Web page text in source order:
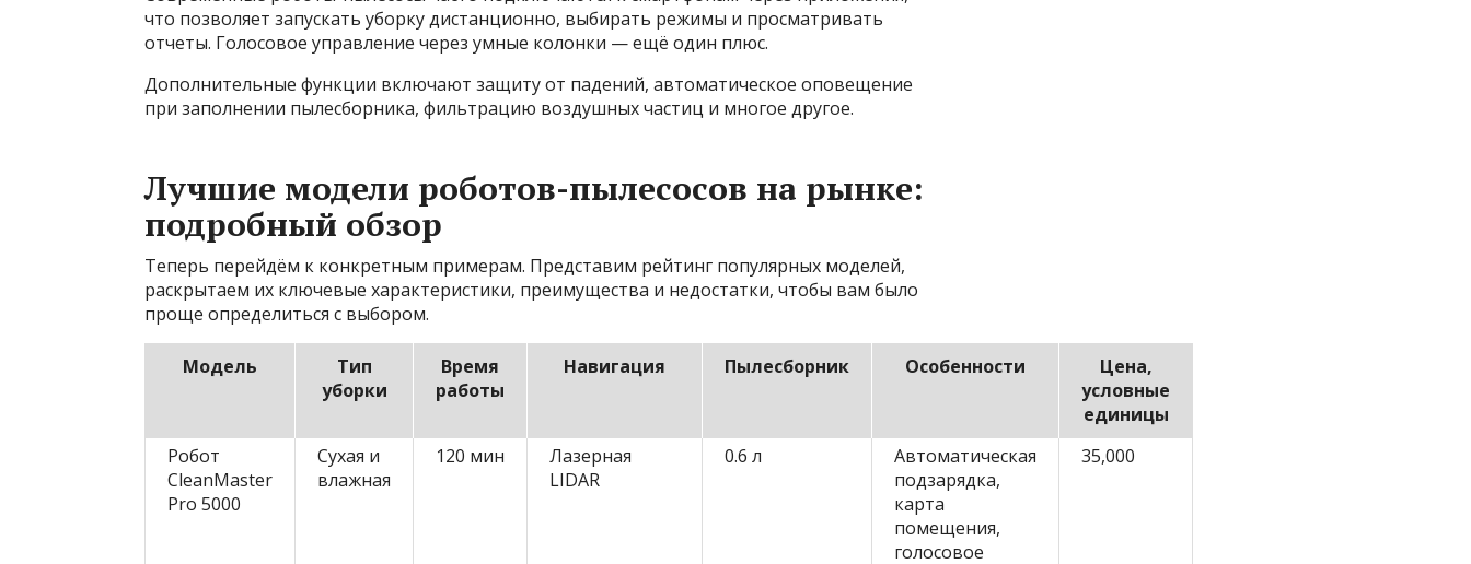
что позволяет запускать уборку дистанционно, выбирать режимы и просматривать
отчеты. Голосовое управление через умные колонки — ещё один плюс.
Дополнительные функции включают защиту от падений, автоматическое оповещение
при заполнении пылесборника, фильтрацию воздушных частиц и многое другое.
Лучшие модели роботов-пылесосов на рынке:
подробный обзор
Теперь перейдём к конкретным примерам. Представим рейтинг популярных моделей,
раскрытаем их ключевые характеристики, преимущества и недостатки, чтобы вам было
проще определиться с выбором.
Модель
Тип
уборки
Время
работы
Навигация Пылесборник Особенности
Цена,
условные
единицы
Робот
CleanMaster
Pro 5000
Сухая и
влажная
120 мин
Лазерная
LIDAR
0.6 л
Автоматическая
подзарядка,
карта
помещения,
голосовое
35,000